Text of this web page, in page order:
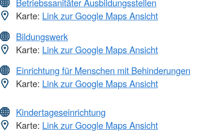
Betriebssanitäter Ausbildungsstellen
Karte: Link zur Google Maps Ansicht
Bildungswerk
Karte: Link zur Google Maps Ansicht
Einrichtung für Menschen mit Behinderungen
Karte: Link zur Google Maps Ansicht
Kindertageseinrichtung
Karte: Link zur Google Maps Ansicht